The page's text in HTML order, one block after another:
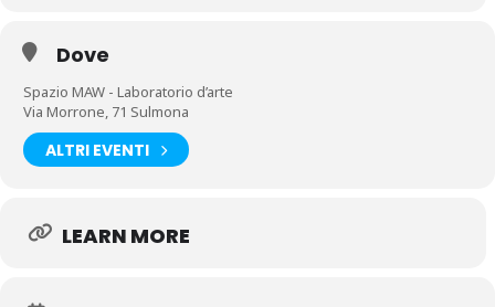
Dove
Spazio MAW - Laboratorio d’arte
Via Morrone, 71 Sulmona
ALTRI EVENTI
LEARN MORE